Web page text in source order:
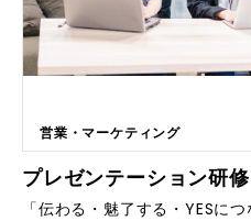
改革につなげます。 ■主要機能一覧 STEP1 具体的な聞き取り STEP2 課題
のカテゴライズ STEP3 ご提案とお見積もり STEP4 ご成約 STEP5 サポー
トの実施​
営業・マーケティング
プレゼンテーション研修